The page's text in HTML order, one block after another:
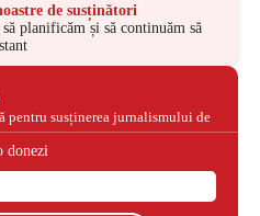
de susținători
planificăm și să continuăm să
pentru susținerea jurnalismului de
donezi